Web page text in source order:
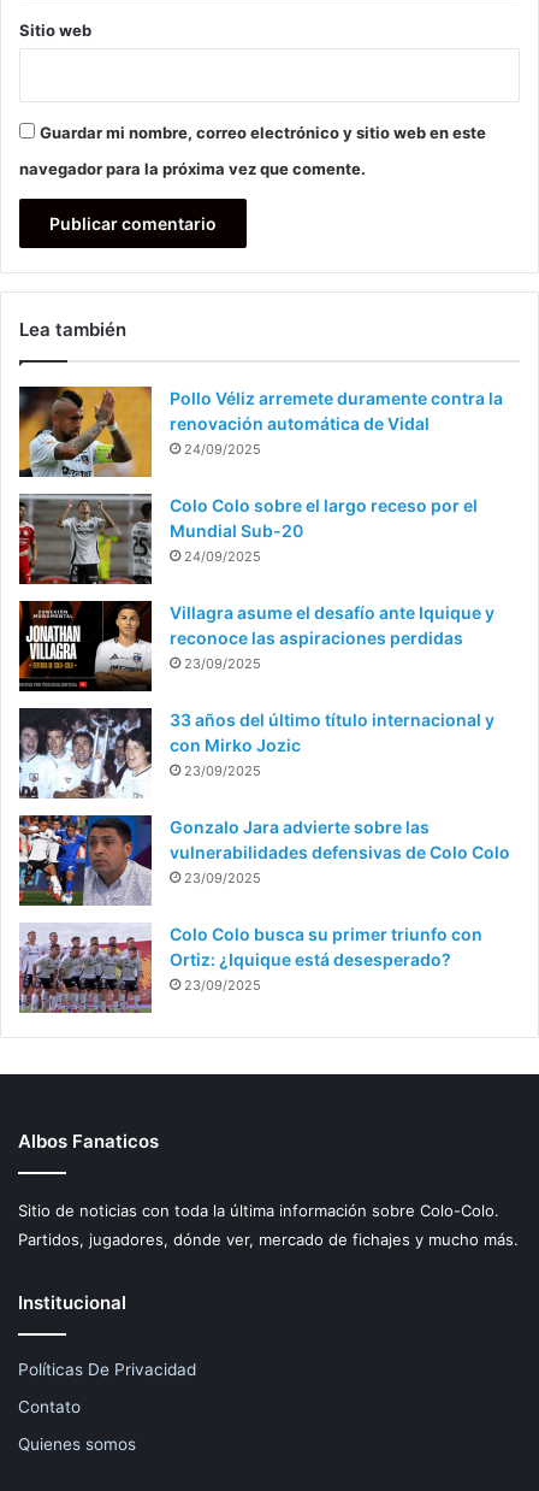
Sitio web
Guardar mi nombre, correo electrónico y sitio web en este
navegador para la próxima vez que comente.
Lea también
Pollo Véliz arremete duramente contra la
renovación automática de Vidal
24/09/2025
Colo Colo sobre el largo receso por el
Mundial Sub-20
24/09/2025
Villagra asume el desafío ante Iquique y
reconoce las aspiraciones perdidas
23/09/2025
33 años del último título internacional y
con Mirko Jozic
23/09/2025
Gonzalo Jara advierte sobre las
vulnerabilidades defensivas de Colo Colo
23/09/2025
Colo Colo busca su primer triunfo con
Ortiz: ¿Iquique está desesperado?
23/09/2025
Albos Fanaticos
Sitio de noticias con toda la última información sobre Colo-Colo.
Partidos, jugadores, dónde ver, mercado de fichajes y mucho más.
Institucional
Políticas De Privacidad
Contato
Quienes somos